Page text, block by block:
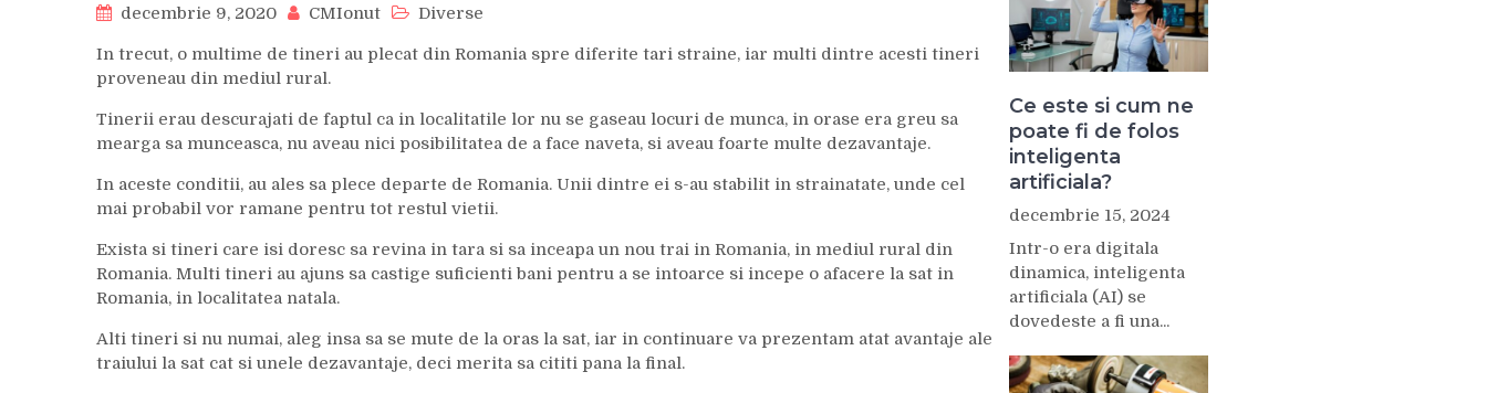
decembrie 9, 2020 CMIonut Diverse
In trecut, o multime de tineri au plecat din Romania spre diferite tari straine, iar multi dintre acesti tineri
proveneau din mediul rural.
Tinerii erau descurajati de faptul ca in localitatile lor nu se gaseau locuri de munca, in orase era greu sa
mearga sa munceasca, nu aveau nici posibilitatea de a face naveta, si aveau foarte multe dezavantaje.
In aceste conditii, au ales sa plece departe de Romania. Unii dintre ei s-au stabilit in strainatate, unde cel
mai probabil vor ramane pentru tot restul vietii.
Exista si tineri care isi doresc sa revina in tara si sa inceapa un nou trai in Romania, in mediul rural din
Romania. Multi tineri au ajuns sa castige suficienti bani pentru a se intoarce si incepe o afacere la sat in
Romania, in localitatea natala.
Alti tineri si nu numai, aleg insa sa se mute de la oras la sat, iar in continuare va prezentam atat avantaje ale
traiului la sat cat si unele dezavantaje, deci merita sa cititi pana la final.
Ce este si cum ne
poate fi de folos
inteligenta
artificiala?
decembrie 15, 2024
Intr-o era digitala
dinamica, inteligenta
artificiala (AI) se
dovedeste a fi una...